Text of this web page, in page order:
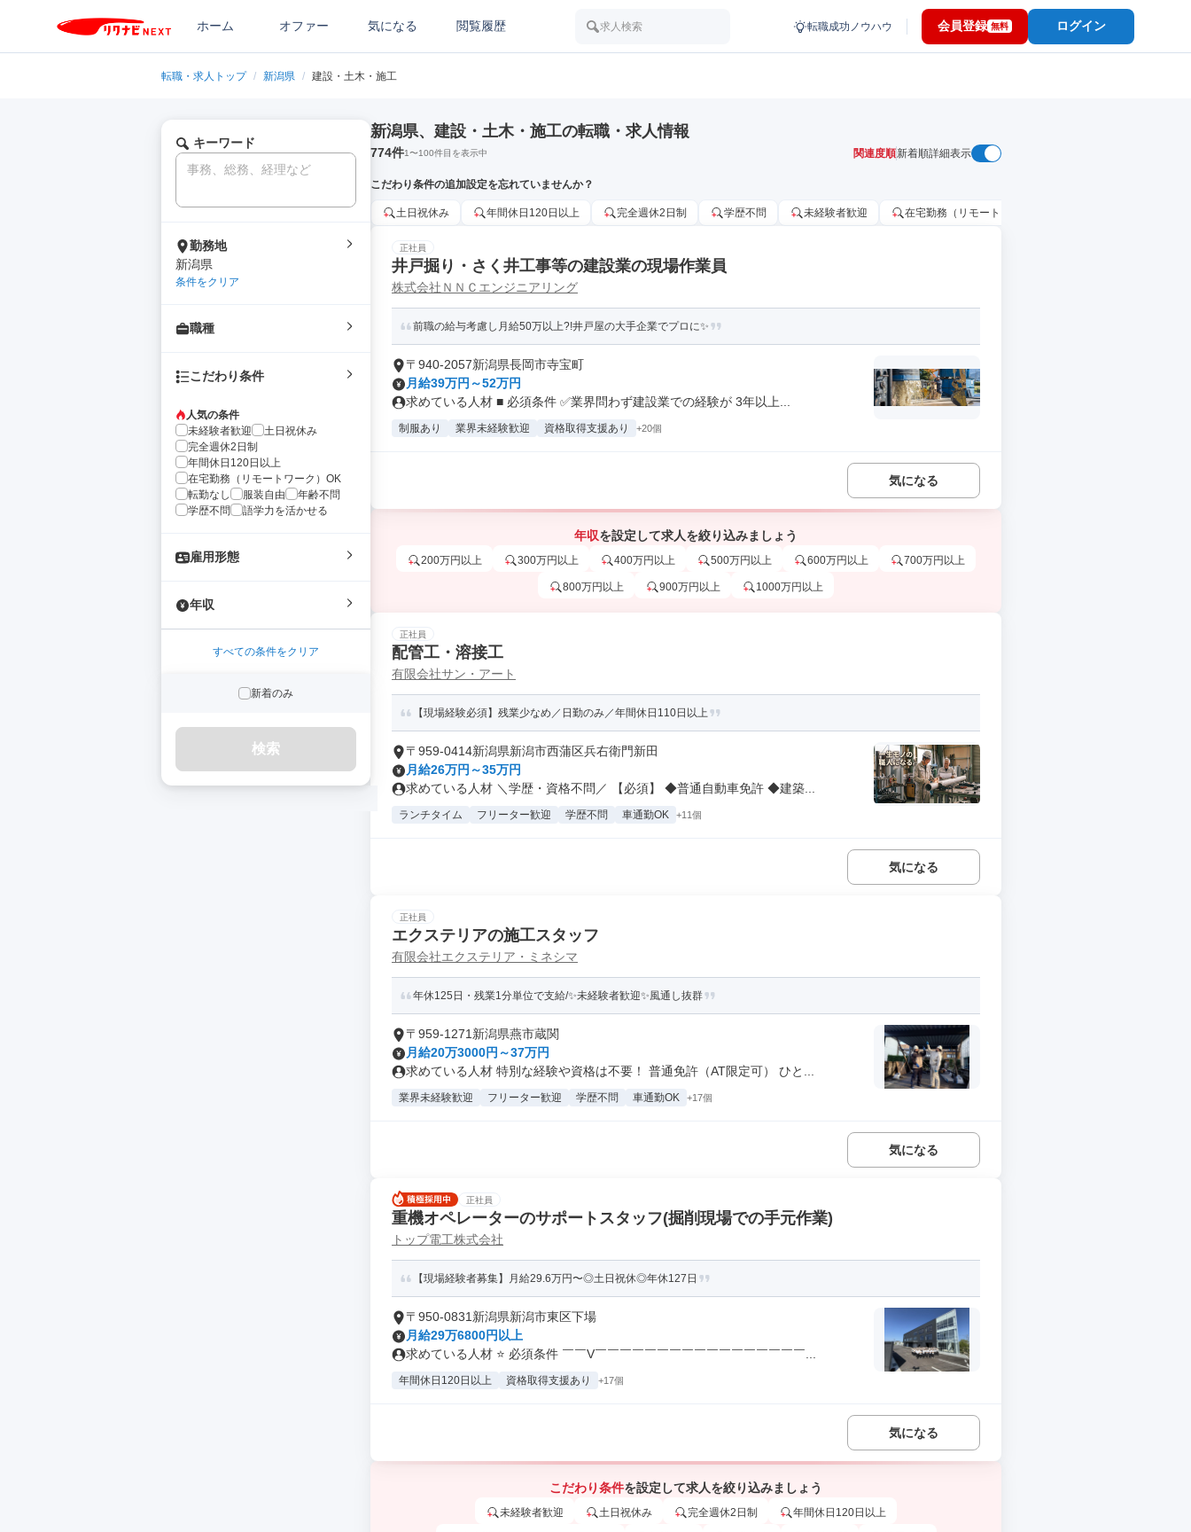
ホーム オファー 気になる 閲覧履歴 求人検索 転職成功ノウハウ 会員登録 無料 ログイン
転職・求人トップ / 新潟県 / 建設・土木・施工
キーワード
勤務地
新潟県
条件をクリア
職種
こだわり条件
人気の条件
未経験者歓迎
土日祝休み
完全週休2日制
年間休日120日以上
在宅勤務（リモートワーク）OK
転勤なし
服装自由
年齢不問
学歴不問
語学力を活かせる
雇用形態
年収
すべての条件をクリア
新着のみ
検索
新潟県、建設・土木・施工の転職・求人情報
774件1〜100件目を表示中 関連度順新着順詳細表示
こだわり条件の追加設定を忘れていませんか？
土日祝休み 年間休日120日以上 完全週休2日制 学歴不問 未経験者歓迎 在宅勤務（リモートワーク）OK
正社員
井戸掘り・さく井工事等の建設業の現場作業員
株式会社ＮＮＣエンジニアリング
前職の給与考慮し月給50万以上?!井戸屋の大手企業でプロに✨
〒940-2057新潟県長岡市寺宝町
月給39万円～52万円
求めている人材 ■ 必須条件 ✅業界問わず建設業での経験が 3年以上...
制服あり 業界未経験歓迎 資格取得支援あり +20個
気になる
年収を設定して求人を絞り込みましょう
200万円以上 300万円以上 400万円以上 500万円以上 600万円以上 700万円以上
800万円以上 900万円以上 1000万円以上
正社員
配管工・溶接工
有限会社サン・アート
【現場経験必須】残業少なめ／日勤のみ／年間休日110日以上
〒959-0414新潟県新潟市西蒲区兵右衛門新田
月給26万円～35万円
求めている人材 ＼学歴・資格不問／ 【必須】 ◆普通自動車免許 ◆建築...
ランチタイム フリーター歓迎 学歴不問 車通勤OK +11個
気になる
正社員
エクステリアの施工スタッフ
有限会社エクステリア・ミネシマ
年休125日・残業1分単位で支給/✨未経験者歓迎✨風通し抜群
〒959-1271新潟県燕市蔵関
月給20万3000円～37万円
求めている人材 特別な経験や資格は不要！ 普通免許（AT限定可） ひと...
業界未経験歓迎 フリーター歓迎 学歴不問 車通勤OK +17個
気になる
正社員
重機オペレーターのサポートスタッフ(掘削現場での手元作業)
トップ電工株式会社
【現場経験者募集】月給29.6万円〜◎土日祝休◎年休127日
〒950-0831新潟県新潟市東区下場
月給29万6800円以上
求めている人材 ⭐ 必須条件 ￣￣V￣￣￣￣￣￣￣￣￣￣￣￣￣￣￣￣￣...
年間休日120日以上 資格取得支援あり +17個
気になる
こだわり条件を設定して求人を絞り込みましょう
未経験者歓迎 土日祝休み 完全週休2日制 年間休日120日以上